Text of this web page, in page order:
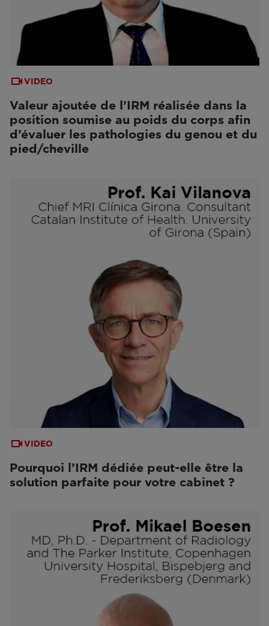
VIDEO
Valeur ajoutée de l’IRM réalisée dans la
position soumise au poids du corps afin
d’évaluer les pathologies du genou et du
pied/cheville
VIDEO
Pourquoi l’IRM dédiée peut-elle être la
solution parfaite pour votre cabinet ?